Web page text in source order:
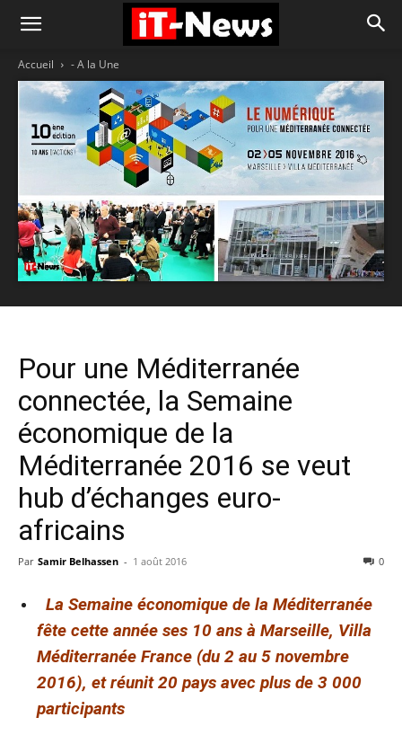
Accueil - A la Une
Pour une Méditerranée
connectée, la Semaine
économique de la
Méditerranée 2016 se veut
hub d’échanges euro-
africains
Par Samir Belhassen - 1 août 2016 0
La Semaine économique de la Méditerranée
fête cette année ses 10 ans à Marseille, Villa
Méditerranée France (du 2 au 5 novembre
2016), et réunit20 pays avec plus de 3 000
participants